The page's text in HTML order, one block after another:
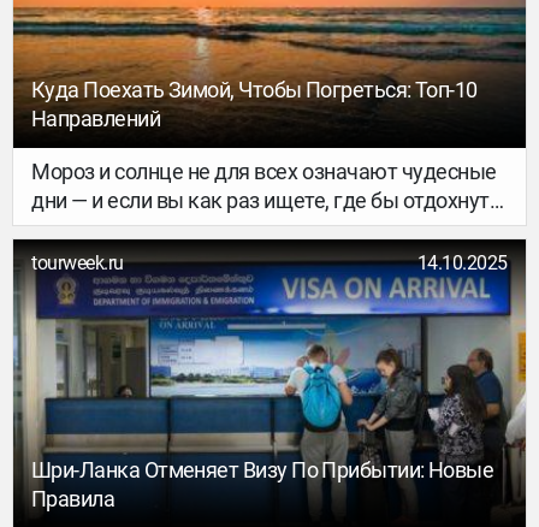
Куда Поехать Зимой, Чтобы Погреться: Топ-10
Направлений
Мороз и солнце не для всех означают чудесные
дни — и если вы как раз ищете, где бы отдохнуть
от холода и снега, мы к вам с большим списком
вариантов. Посчитали бюджеты, подобрали
ссылки на отели и билеты и поделились
подробными гидами по каждой стране — всё для
максимально удобного планирования
путешествия.
tourweek.ru 14.10.2025
Шри-Ланка Отменяет Визу По Прибытии: Новые
Правила